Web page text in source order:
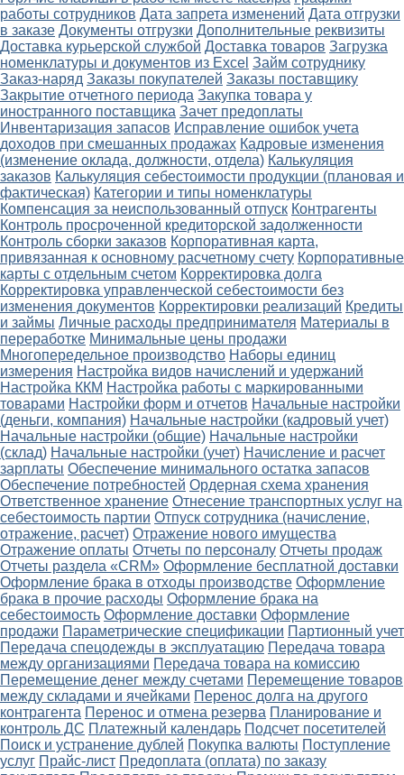
работы сотрудников Дата запрета изменений Дата отгрузки
в заказе Документы отгрузки Дополнительные реквизиты
Доставка курьерской службой Доставка товаров Загрузка
номенклатуры и документов из Excel Займ сотруднику
Заказ-наряд Заказы покупателей Заказы поставщику
Закрытие отчетного периода Закупка товара у
иностранного поставщика Зачет предоплаты
Инвентаризация запасов Исправление ошибок учета
доходов при смешанных продажах Кадровые изменения
(изменение оклада, должности, отдела) Калькуляция
заказов Калькуляция себестоимости продукции (плановая и
фактическая) Категории и типы номенклатуры
Компенсация за неиспользованный отпуск Контрагенты
Контроль просроченной кредиторской задолженности
Контроль сборки заказов Корпоративная карта,
привязанная к основному расчетному счету Корпоративные
карты с отдельным счетом Корректировка долга
Корректировка управленческой себестоимости без
изменения документов Корректировки реализаций Кредиты
и займы Личные расходы предпринимателя Материалы в
переработке Минимальные цены продажи
Многопередельное производство Наборы единиц
измерения Настройка видов начислений и удержаний
Настройка ККМ Настройка работы с маркированными
товарами Настройки форм и отчетов Начальные настройки
(деньги, компания) Начальные настройки (кадровый учет)
Начальные настройки (общие) Начальные настройки
(склад) Начальные настройки (учет) Начисление и расчет
зарплаты Обеспечение минимального остатка запасов
Обеспечение потребностей Ордерная схема хранения
Ответственное хранение Отнесение транспортных услуг на
себестоимость партии Отпуск сотрудника (начисление,
отражение, расчет) Отражение нового имущества
Отражение оплаты Отчеты по персоналу Отчеты продаж
Отчеты раздела «CRM» Оформление бесплатной доставки
Оформление брака в отходы производстве Оформление
брака в прочие расходы Оформление брака на
себестоимость Оформление доставки Оформление
продажи Параметрические спецификации Партионный учет
Передача спецодежды в эксплуатацию Передача товара
между организациями Передача товара на комиссию
Перемещение денег между счетами Перемещение товаров
между складами и ячейками Перенос долга на другого
контрагента Перенос и отмена резерва Планирование и
контроль ДС Платежный календарь Подсчет посетителей
Поиск и устранение дублей Покупка валюты Поступление
услуг Прайс-лист Предоплата (оплата) по заказу